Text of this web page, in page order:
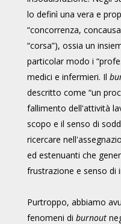
lo definì una vera e
“concorrenza,
“corsa”), ossia un
particolar modo i
medici e infermieri. Il
descritto come “un
fallimento dell'attività
scopo e il senso di
ricercare
ed estenuanti che
frustrazione e senso di
Purtroppo, abbiamo
fenomeni di burnout